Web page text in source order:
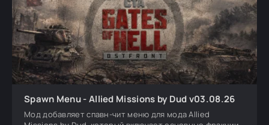
Spawn Menu - Allied Missions by Dud v03.08.26
Мод добавляет спавн-чит меню для мода Allied